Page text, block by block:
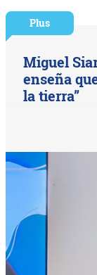
Plus
Miguel
enseña
la tierra”